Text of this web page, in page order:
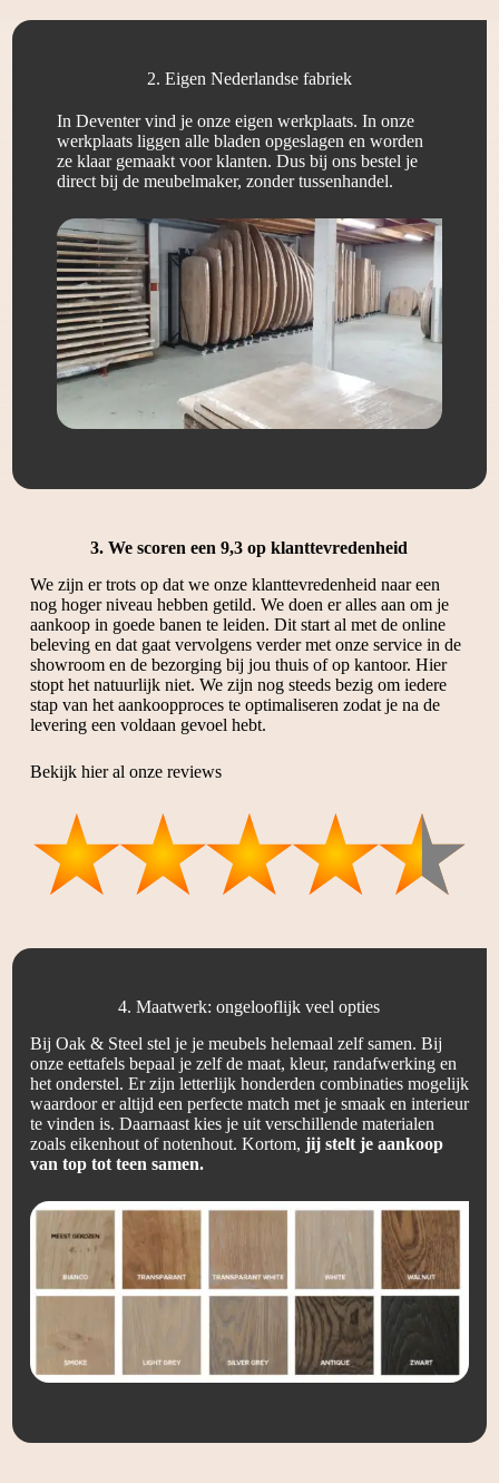
2. Eigen Nederlandse fabriek
In Deventer vind je onze eigen werkplaats. In onze
werkplaats liggen alle bladen opgeslagen en worden
ze klaar gemaakt voor klanten. Dus bij ons bestel je
direct bij de meubelmaker, zonder tussenhandel.
3. We scoren een 9,3 op klanttevredenheid
We zijn er trots op dat we onze klanttevredenheid naar een
nog hoger niveau hebben getild. We doen er alles aan om je
aankoop in goede banen te leiden. Dit start al met de online
beleving en dat gaat vervolgens verder met onze service in de
showroom en de bezorging bij jou thuis of op kantoor. Hier
stopt het natuurlijk niet. We zijn nog steeds bezig om iedere
stap van het aankoopproces te optimaliseren zodat je na de
levering een voldaan gevoel hebt.
Bekijk hier al onze reviews
4. Maatwerk: ongelooflijk veel opties
Bij Oak & Steel stel je je meubels helemaal zelf samen. Bij
onze eettafels bepaal je zelf de maat, kleur, randafwerking en
het onderstel. Er zijn letterlijk honderden combinaties mogelijk
waardoor er altijd een perfecte match met je smaak en interieur
te vinden is. Daarnaast kies je uit verschillende materialen
zoals eikenhout of notenhout. Kortom, jij stelt je aankoop
van top tot teen samen.